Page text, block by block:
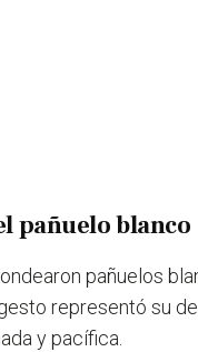
pañuelo blanco
pañuelos
representó su
y pacífica.